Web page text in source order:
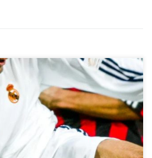
okamžiky Na přelomu tisíciletí se
Péreze proměnil v tým snů –
hvězdami zářil jeden muž
génius, který svou
předefinoval roli ofenzivního